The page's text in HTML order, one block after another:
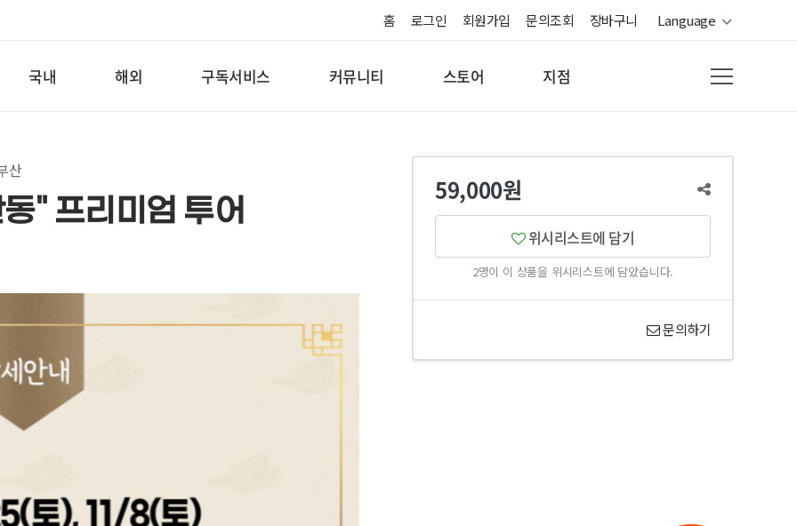
홈 로그인 회원가입 문의조회 장바구니 Language
국내 해외 구독서비스 커뮤니티 스토어 지점
59,000원
위시리스트에 담기
2명이 이 상품을 위시리스트에 담았습니다.
문의하기
산
" 프리미엄 투어